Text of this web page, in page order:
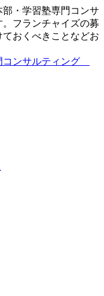
・学習塾専門コンサ
フランチャイズの募
おくべきことなどお
コンサルティング